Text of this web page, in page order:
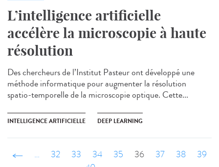
L’intelligence artificielle
accélère la microscopie à haute
résolution
Des chercheurs de l’Institut Pasteur ont développé une
méthode informatique pour augmenter la résolution
spatio-temporelle de la microscopie optique. Cette...
INTELLIGENCE ARTIFICIELLE DEEP LEARNING
‹ précédent
… 32 33 34 35 36 37 38
39